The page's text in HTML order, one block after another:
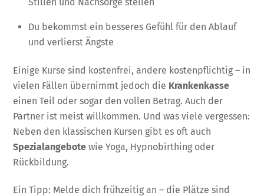
Du bekommst ein besseres Gefühl für den Ablauf
und verlierst Ängste
Einige Kurse sind kostenfrei, andere kostenpflichtig – in
vielen Fällen übernimmt jedoch die Krankenkasse
einen Teil oder sogar den vollen Betrag. Auch der
Partner ist meist willkommen. Und was viele vergessen:
Neben den klassischen Kursen gibt es oft auch
Spezialangebote wie Yoga, Hypnobirthing oder
Rückbildung.
Ein Tipp: Melde dich frühzeitig an – die Plätze sind